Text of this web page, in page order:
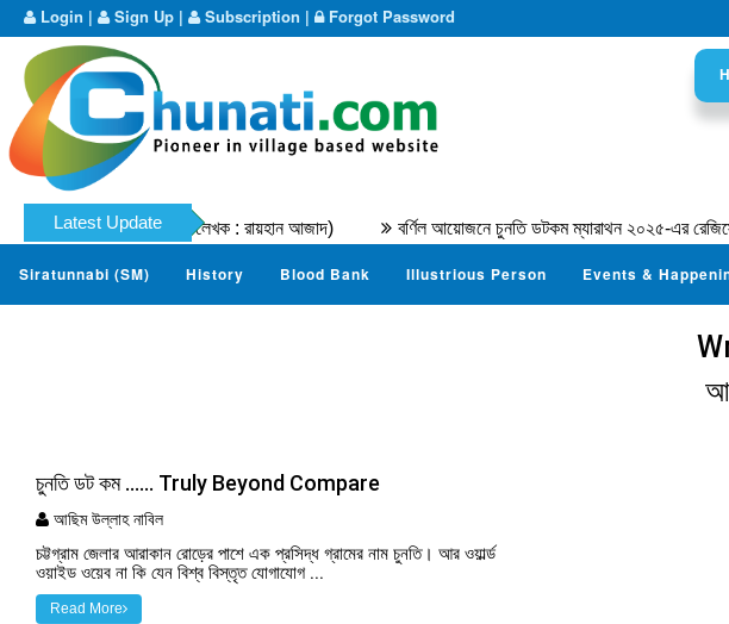
Login | Sign Up | Subscription | Forgot Password
Latest Update
মুহাম্মদ নাযের । (মূল লেখক : রায়হান আজাদ) বর্ণিল আয়োজনে চুনতি ডটকম ম্যারাথন ২০২৫-এর রেজিস্ট্রেশন
Siratunnabi (SM) History Blood Bank Illustrious Person Events &
চুনতি ডট কম …… Truly Beyond Compare
আছিম উল্লাহ নাবিল
চট্টগ্রাম জেলার আরাকান রোড়ের পাশে এক প্রসিদ্ধ গ্রামের নাম চুনতি। আর ওয়ার্ল্ড
ওয়াইড ওয়েব না কি যেন বিশ্ব বিস্তৃত যোগাযোগ ...
Read More